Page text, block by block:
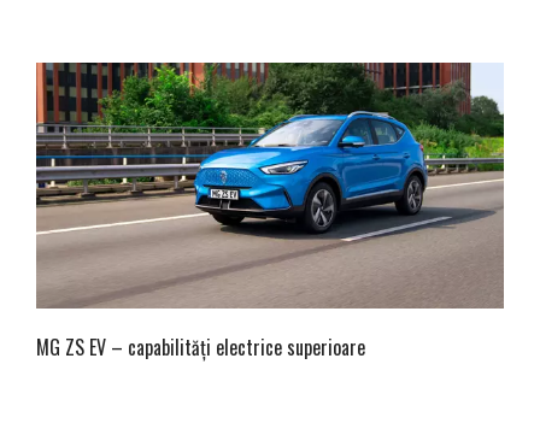
MG ZS EV – capabilități electrice superioare